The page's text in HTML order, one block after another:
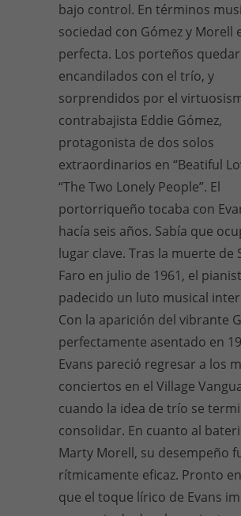
bajo control. En términos
sociedad con Gómez y Morell
perfecta. Los porteños
encandilados con el trío, y
sorprendidos por el
contrabajista Eddie Gómez,
protagonista de dos solos
extraordinarios en “Beatiful
“The Two Lonely People”. El
portorriqueño tocaba con
hacía seis años. Sabía que
lugar clave. Tras la muerte de
Faro en julio de 1961, el
padecido un luto musical
Con la aparición del vibrante
perfectamente asentado en
Evans pareció regresar a los
conciertos en el Village
cuando la idea de trío se
consolidar. En cuanto al
Marty Morell, su desempeño
rítmicamente eficaz. Pronto
que el toque lírico de Evans